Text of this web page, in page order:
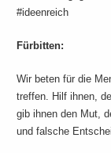
#ideenreich
Fürbitten:
Wir beten für die
treffen. Hilf ihnen,
gib ihnen den Mut,
und falsche